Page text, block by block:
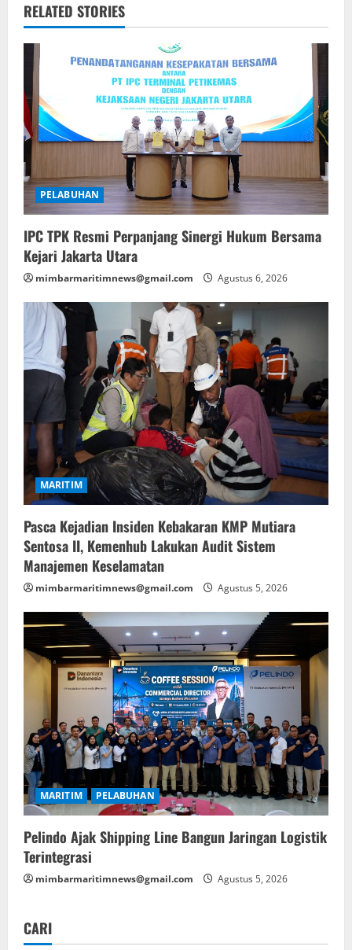
v
i
g
a
t
i
o
n
RELATED STORIES
PELABUHAN
IPC TPK Resmi Perpanjang Sinergi Hukum Bersama
Kejari Jakarta Utara
mimbarmaritimnews@gmail.com Agustus 6, 2026
MARITIM
Pasca Kejadian Insiden Kebakaran KMP Mutiara
Sentosa II, Kemenhub Lakukan Audit Sistem
Manajemen Keselamatan
mimbarmaritimnews@gmail.com Agustus 5, 2026
MARITIM PELABUHAN
Pelindo Ajak Shipping Line Bangun Jaringan Logistik
Terintegrasi
mimbarmaritimnews@gmail.com Agustus 5, 2026
CARI